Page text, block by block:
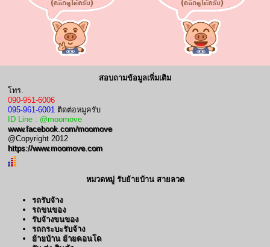
สอบถามข้อมูลเพิ่มเติม
โทร.
090-951-6006
095-961-6001 ติดต่อหมูครับ
ID Line : @moomove
www.facebook.com/moomove
@Copyright 2012
https://www.moomove.com
หมวดหมู่ รับย้ายบ้าน สายลวด
รถรับจ้าง
รถขนของ
รับจ้างขนของ
รถกระบะรับจ้าง
ย้ายบ้าน ย้ายคอนโด